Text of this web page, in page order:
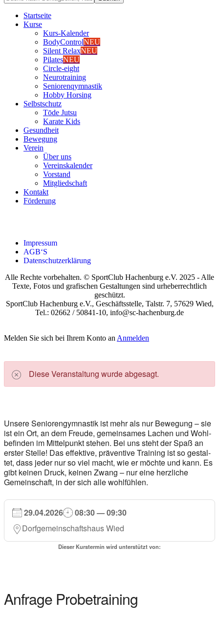
Start­sei­te
Kur­se
Kurs-Kalen­­der
Body­Con­trolNEU
Silent RelaxNEU
Pila­tesNEU
Cir­cle-eight
Neu­ro­trai­ning
Senio­ren­qym­nas­tik
Hob­by Hor­sing
Selbst­schutz
Tōde Jutsu
Kara­te Kids
Gesund­heit
Bewe­gung
Ver­ein
Über uns
Ver­einska­len­der
Vor­stand
Mit­glied­schaft
Kon­takt
För­de­rung
Impres­sum
AGB‘S
Daten­schutz­er­klä­rung
Alle Rechte vorbehalten. © SportClub Hachenburg e.V. 2025 - Alle
Texte, Fotos und grafischen Gestaltungen sind urheberrechtlich
geschützt.
SportClub Hachenburg e.V., Geschäftsstelle, Talstr. 7, 57629 Wied,
Tel.: 02662 / 50841-10, info@sc-hachenburg.de
Melden Sie sich bei Ihrem Konto an Anmelden
Die­se Ver­an­stal­tung wur­de abge­sagt.
Unse­re Senio­ren­gym­nas­tik ist mehr als nur Bewe­gung – sie
ist ein Ort, an dem Freu­de, gemein­sa­mes Lachen und Wohl­
be­fin­den im Mit­tel­punkt ste­hen. Bei uns steht der Spaß an
ers­ter Stel­le! Das effek­ti­ve, prä­ven­ti­ve Trai­ning ist so gestal­
tet, dass jeder nur so viel macht, wie er möch­te und kann. Es
gibt kei­nen Druck, kei­nen Zwang – nur eine herz­li­che
Gemein­schaft, in der sich alle wohl­füh­len.
29.04.2026
08:30 — 09:30
Dorf­ge­mein­schafts­haus Wied
Die­ser Kurs­ter­min wird unter­stützt von:
Anfra­ge Pro­be­trai­ning